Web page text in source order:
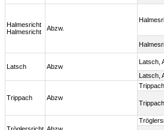
Halmesricht
Halmesricht
Abzw.
Latsch Abzw
Latsch,
Latsch,
Trippach Abzw